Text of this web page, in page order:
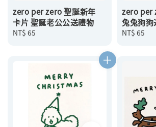
zero per zero 聖誕新年
卡片 聖誕老公公送禮物
Regular
NT$ 65
zero per
兔兔狗狗
Regular
NT$ 65